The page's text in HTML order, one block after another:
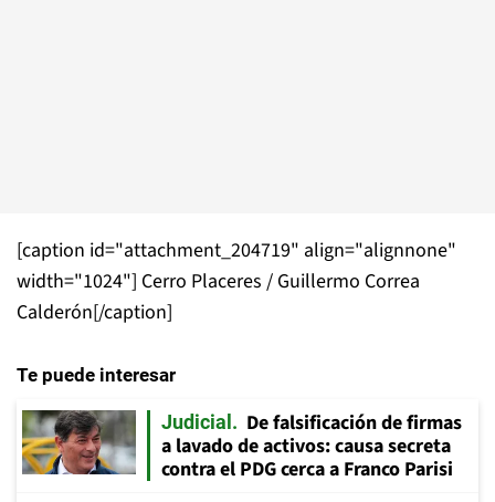
[caption id="attachment_204719" align="alignnone"
width="1024"] Cerro Placeres / Guillermo Correa
Calderón[/caption]
Te puede interesar
Judicial
De falsificación de firmas
a lavado de activos: causa secreta
contra el PDG cerca a Franco Parisi